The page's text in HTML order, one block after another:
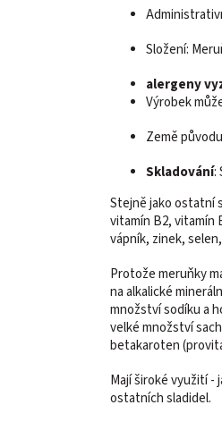
Složení:
alergeny
Výrobek
Země
Skladování:
Stejně jako ostatní
vitamín B2, vitamín
vápník, zinek,
Protože meruňky
na alkalické
množství sodíku a
velké množství
betakaroten
Mají široké využití -
ostatních sladidel.